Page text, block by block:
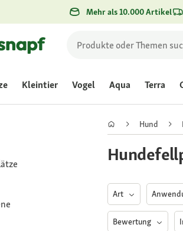
Mehr als 10.000 Artikel
Kleintier Vogel Aqua Terra
Hund
Art
Bewertung